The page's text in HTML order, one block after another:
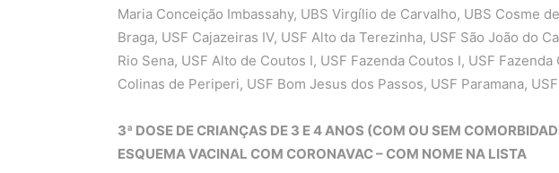
Maria Conceição Imbassahy, UBS Virgílio de Carvalho, UBS Cosme
Braga, USF Cajazeiras IV, USF Alto da Terezinha, USF São João do
Rio Sena, USF Alto de Coutos I, USF Fazenda Coutos I, USF
Colinas de Periperi, USF Bom Jesus dos Passos, USF Paramana,
3ª DOSE DE CRIANÇAS DE 3 E 4 ANOS (COM OU SEM
ESQUEMA VACINAL COM CORONAVAC – COM NOME NA LISTA